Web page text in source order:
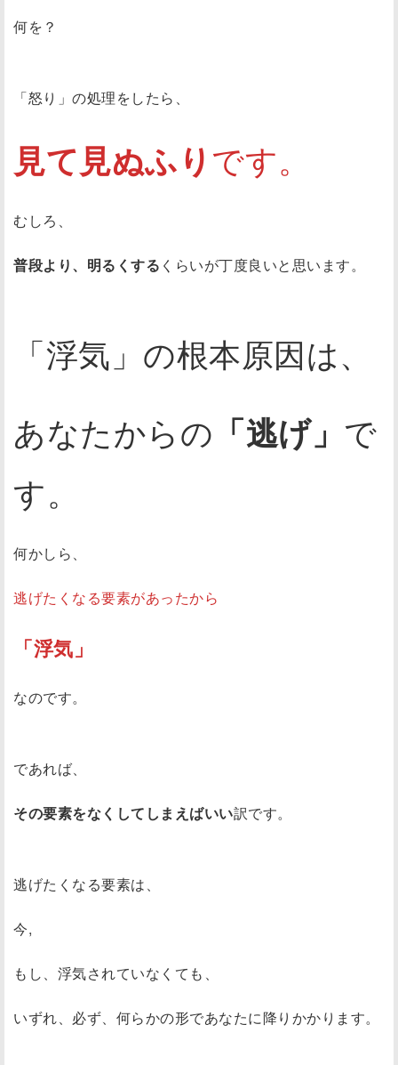
何を？
「怒り」の処理をしたら、
見て見ぬふりです。
むしろ、
普段より、明るくする くらいが丁度良いと思います。
「浮気」の根本原因は、
あなたからの 「逃げ」 で
す。
何かしら、
逃げたくなる要素があったから
「浮気」
なのです。
であれば、
その要素をなくしてしまえばいい訳です。
逃げたくなる要素は、
今,
もし、浮気されていなくても、
いずれ、必ず、何らかの形であなたに降りかかります。